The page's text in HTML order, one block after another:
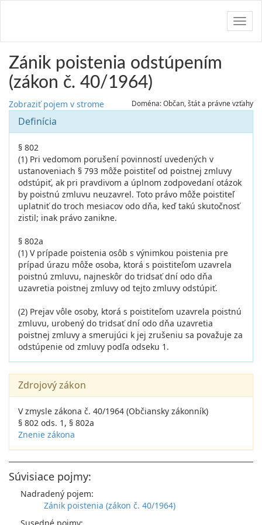
Zánik poistenia odstúpením
(zákon č. 40/1964)
Zobraziť pojem v strome Doména: Občan, štát a právne vzťahy
Definícia
§ 802
(1) Pri vedomom porušení povinností uvedených v
ustanoveniach § 793 môže poistiteľ od poistnej zmluvy
odstúpiť, ak pri pravdivom a úplnom zodpovedaní otázok
by poistnú zmluvu neuzavrel. Toto právo môže poistiteľ
uplatniť do troch mesiacov odo dňa, keď takú skutočnosť
zistil; inak právo zanikne.
§ 802a
(1) V prípade poistenia osôb s výnimkou poistenia pre
prípad úrazu môže osoba, ktorá s poistiteľom uzavrela
poistnú zmluvu, najneskôr do tridsať dní odo dňa
uzavretia poistnej zmluvy od tejto zmluvy odstúpiť.
(2) Prejav vôle osoby, ktorá s poistiteľom uzavrela poistnú
zmluvu, urobený do tridsať dní odo dňa uzavretia
poistnej zmluvy a smerujúci k jej zrušeniu sa považuje za
odstúpenie od zmluvy podľa odseku 1.
Zdrojový zákon
V zmysle zákona č. 40/1964 (Občiansky zákonník)
§ 802 ods. 1, § 802a
Znenie zákona
Súvisiace pojmy:
Nadradený pojem:
Zánik poistenia (zákon č. 40/1964)